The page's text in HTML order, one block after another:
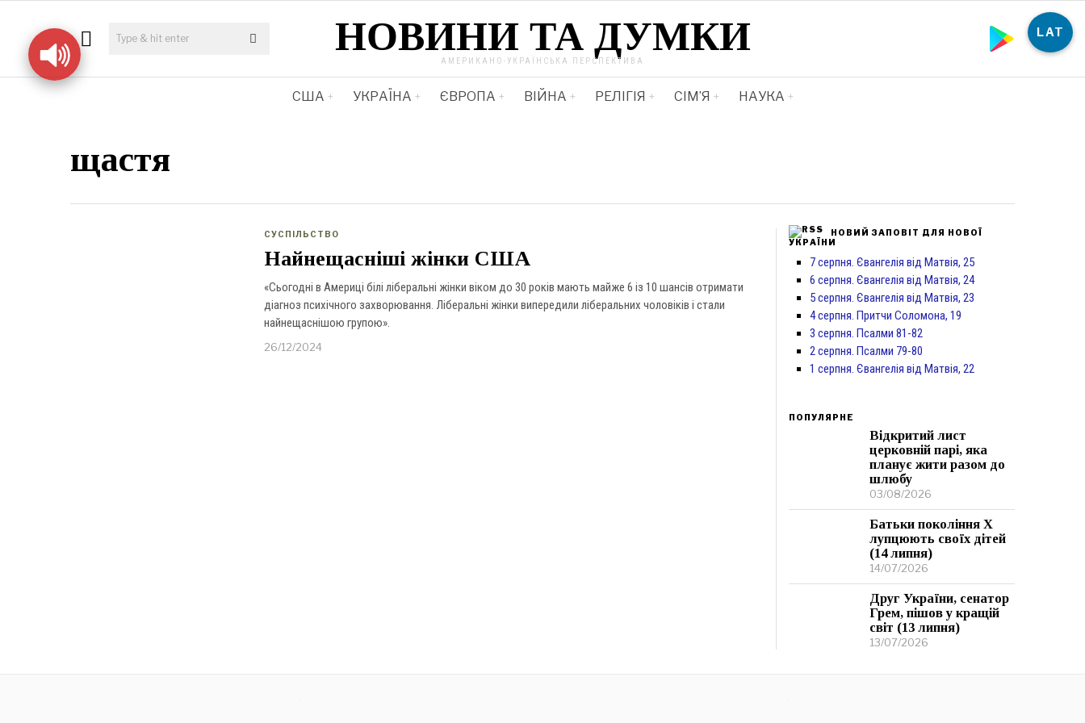
НОВИНИ ТА ДУМКИ
АМЕРИКАНО-УКРАЇНСЬКА ПЕРСПЕКТИВА
США УКРАЇНА ЄВРОПА ВІЙНА РЕЛІГІЯ СІМ’Я НАУКА
щастя
СУСПІЛЬСТВО
Найнещасніші жінки США
«Сьогодні в Америці білі ліберальні жінки віком до 30 років мають майже 6 із 10 шансів отримати
діагноз психічного захворювання. Ліберальні жінки випередили ліберальних чоловіків і стали
найнещаснішою групою».
26/12/2024
НОВИЙ ЗАПОВІТ ДЛЯ НОВОЇ
УКРАЇНИ
7 серпня. Євангелія від Матвія, 25
6 серпня. Євангелія від Матвія, 24
5 серпня. Євангелія від Матвія, 23
4 серпня. Притчи Соломона, 19
3 серпня. Псалми 81-82
2 серпня. Псалми 79-80
1 серпня. Євангелія від Матвія, 22
ПОПУЛЯРНЕ
Відкритий лист
церковній парі, яка
планує жити разом до
шлюбу
03/08/2026
Батьки покоління Х
лупцюють своїх дітей
(14 липня)
14/07/2026
Друг України, сенатор
Грем, пішов у кращій
світ (13 липня)
13/07/2026
LAT